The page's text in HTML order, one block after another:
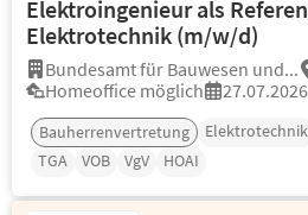
Elektroingenieur als
Elektrotechnik (m/w/d)
Bundesamt für Bauwesen und...
Homeoffice möglich
27.07.2026
Bauherrenvertretung Elektrotechnik
TGA
VOB VgV HOAI